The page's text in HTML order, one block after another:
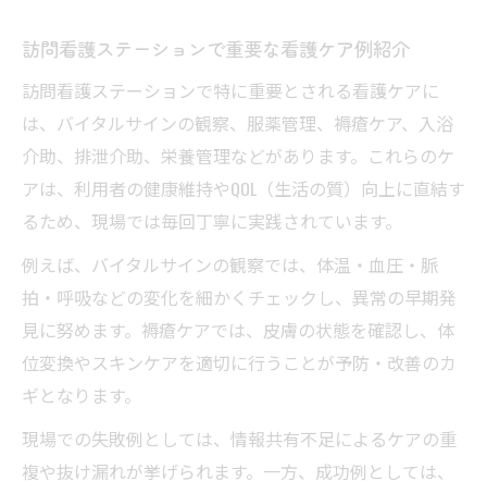
看護ケアの一覧から学ぶ現場の工夫と実践
コツ
現場で役立つ看護ケアとは何か具体例を紹
介
訪問看護で実践する看護ケア例と工夫ポイ
ント
看護ケアのコツを掴むための現場事例集
訪問看護ステーションで重要な看護ケア例紹介
訪問看護ステーションで特に重要とされる看護ケアに
は、バイタルサインの観察、服薬管理、褥瘡ケア、入浴
介助、排泄介助、栄養管理などがあります。これらのケ
アは、利用者の健康維持やQOL（生活の質）向上に直結す
るため、現場では毎回丁寧に実践されています。
例えば、バイタルサインの観察では、体温・血圧・脈
拍・呼吸などの変化を細かくチェックし、異常の早期発
見に努めます。褥瘡ケアでは、皮膚の状態を確認し、体
位変換やスキンケアを適切に行うことが予防・改善のカ
ギとなります。
現場での失敗例としては、情報共有不足によるケアの重
複や抜け漏れが挙げられます。一方、成功例としては、